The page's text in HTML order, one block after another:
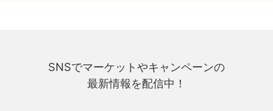
SNSでマーケットやキャンペーンの
最新情報を配信中！